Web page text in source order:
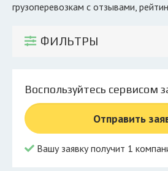
Экоблог
Личный кабинет
© 2026 Все права защищены
грузоперевозкам с отзывами,
ФИЛЬТРЫ
Воспользуйтесь сервисом
Отправить
Вашу заявку получит 1